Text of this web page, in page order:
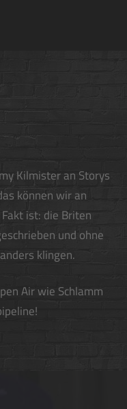
Kilmister an Storys
können wir an
ist: die Briten
und ohne
klingen.
Air wie Schlamm